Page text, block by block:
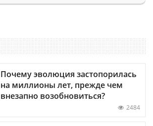
Почему эволюция застопорилась
на миллионы лет, прежде чем
внезапно возобновиться?
2484